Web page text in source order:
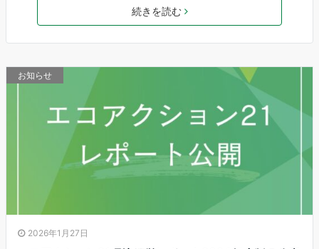
続きを読む
お知らせ
2026年1月27日